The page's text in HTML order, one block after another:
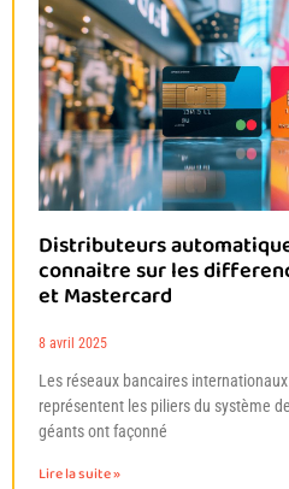
Distributeurs
connaitre sur les
et Mastercard
8 avril 2025
Les réseaux bancaires
représentent les piliers du système
géants ont façonné
Lire la suite »